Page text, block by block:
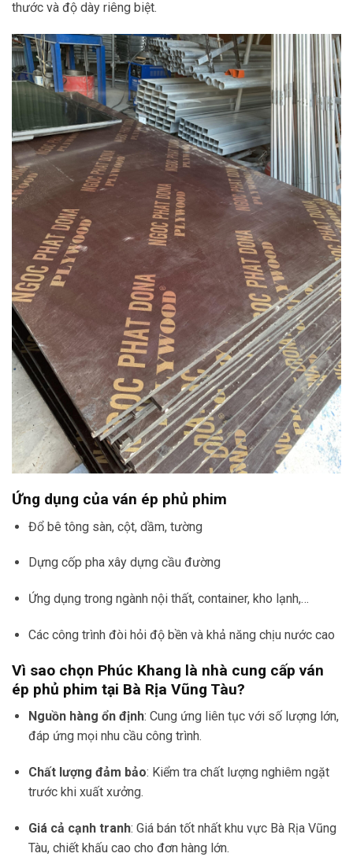
thước và độ dày riêng biệt.
Ứng dụng của ván ép phủ phim
Đổ bê tông sàn, cột, dầm, tường
Dựng cốp pha xây dựng cầu đường
Ứng dụng trong ngành nội thất, container, kho lạnh,…
Các công trình đòi hỏi độ bền và khả năng chịu nước cao
Vì sao chọn Phúc Khang là nhà cung cấp ván
ép phủ phim tại Bà Rịa Vũng Tàu?
Nguồn hàng ổn định: Cung ứng liên tục với số lượng lớn,
đáp ứng mọi nhu cầu công trình.
Chất lượng đảm bảo: Kiểm tra chất lượng nghiêm ngặt
trước khi xuất xưởng.
Giá cả cạnh tranh: Giá bán tốt nhất khu vực Bà Rịa Vũng
Tàu, chiết khấu cao cho đơn hàng lớn.